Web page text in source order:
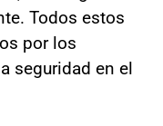
Todos estos
por los
seguridad en el